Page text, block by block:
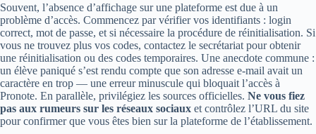
Souvent, l’absence d’affichage sur une plateforme est due à un
problème d’accès. Commencez par vérifier vos identifiants : login
correct, mot de passe, et si nécessaire la procédure de réinitialisation. Si
vous ne trouvez plus vos codes, contactez le secrétariat pour obtenir
une réinitialisation ou des codes temporaires. Une anecdote commune :
un élève paniqué s’est rendu compte que son adresse e-mail avait un
caractère en trop — une erreur minuscule qui bloquait l’accès à
Pronote. En parallèle, privilégiez les sources officielles. Ne vous fiez
pas aux rumeurs sur les réseaux sociaux et contrôlez l’URL du site
pour confirmer que vous êtes bien sur la plateforme de l’établissement.